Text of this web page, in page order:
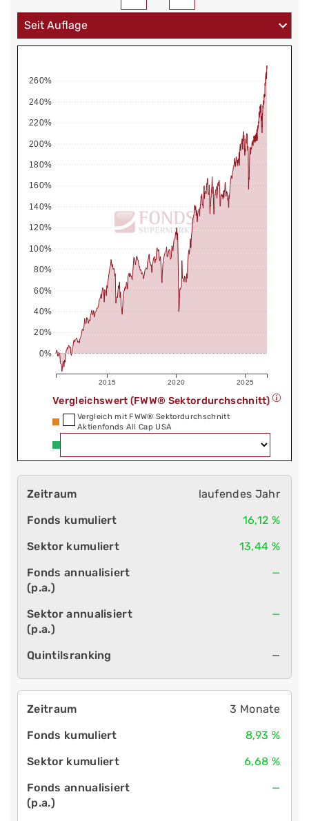
2015 2020 2025
0%
20%
40%
60%
80%
100%
120%
140%
160%
180%
200%
220%
240%
260%
Vergleichswert (FWW® Sektordurchschnitt)
Vergleich mit FWW® Sektordurchschnitt
Aktienfonds All Cap USA
laufendes Jahr
16,12 %
13,44 %
—
—
—
3 Monate
8,93 %
6,68 %
—